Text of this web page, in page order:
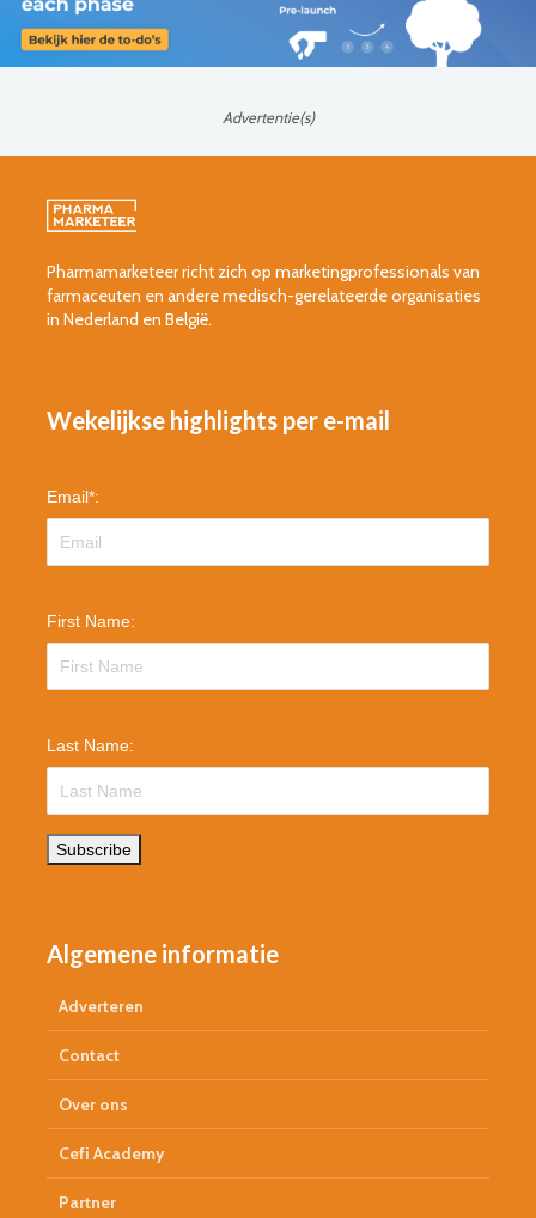
Advertentie(s)
Pharmamarketeer richt zich op marketingprofessionals van
farmaceuten en andere medisch-gerelateerde organisaties
in Nederland en België.
Wekelijkse highlights per e-mail
Email*:
First Name:
Last Name:
Subscribe
Algemene informatie
Adverteren
Contact
Over ons
Cefi Academy
Partner